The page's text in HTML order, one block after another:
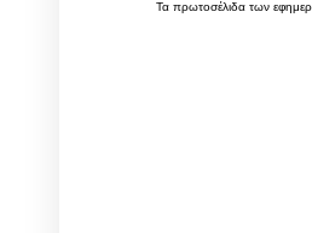
Τα πρωτοσέλιδα των